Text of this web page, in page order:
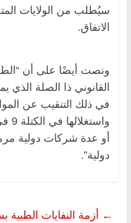
سيُطلب من الولايات
الاتفاق.
ونصت أيضًا على أن
القانوني ذا الصلة الذي
في ذلك التنقيب عن
أو عدة شركات دولية
دولية”.
← أزمة النفايات الطبية